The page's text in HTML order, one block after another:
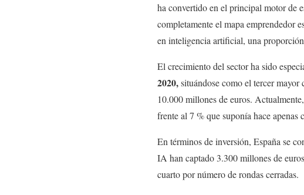
ha convertido en el principal motor de
completamente el mapa emprendedor
en inteligencia artificial, una
El crecimiento del sector ha sido
2020,situándose como el tercer
10.000 millones de euros.
frente al 7 % que suponía hace apenas
En términos de inversión, España se
IA han captado 3.300 millones de
cuarto por número de rondas cerradas.